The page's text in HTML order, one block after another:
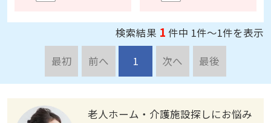
検索結果 1件中 1件～1件を表示
最初
前へ 1 次へ 最後
老人ホーム・介護施設探しにお悩み